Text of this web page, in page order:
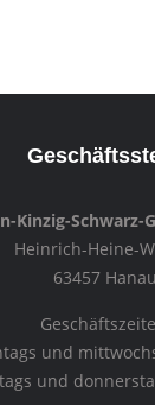
Kinzig-Schwarz-
Heinrich-Heine-
63457 Hanau
und
und